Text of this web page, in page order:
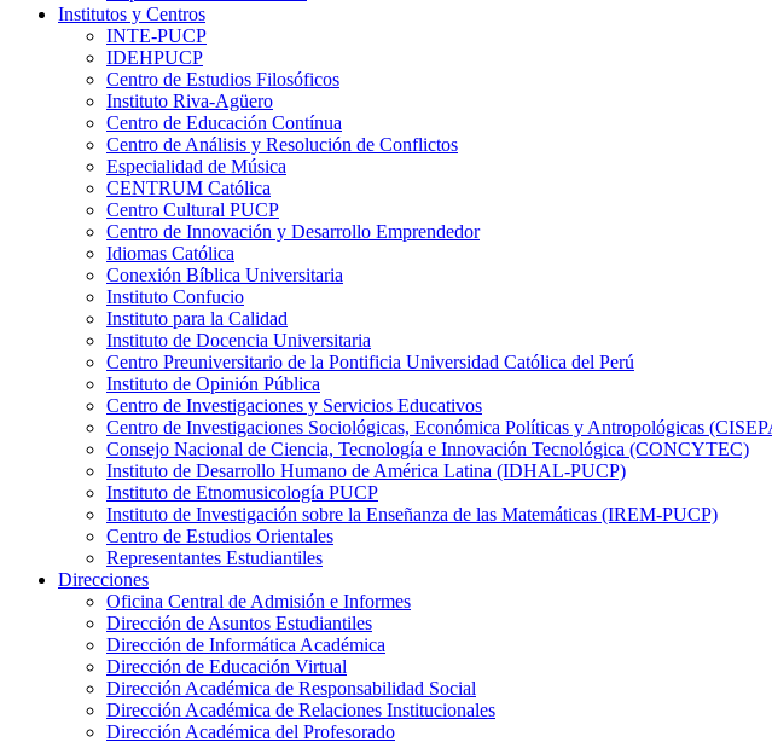
Institutos y Centros
INTE-PUCP
IDEHPUCP
Centro de Estudios Filosóficos
Instituto Riva-Agüero
Centro de Educación Contínua
Centro de Análisis y Resolución de Conflictos
Especialidad de Música
CENTRUM Católica
Centro Cultural PUCP
Centro de Innovación y Desarrollo Emprendedor
Idiomas Católica
Conexión Bíblica Universitaria
Instituto Confucio
Instituto para la Calidad
Instituto de Docencia Universitaria
Centro Preuniversitario de la Pontificia Universidad Católica del Perú
Instituto de Opinión Pública
Centro de Investigaciones y Servicios Educativos
Centro de Investigaciones Sociológicas, Económica Políticas y Antropológicas
Consejo Nacional de Ciencia, Tecnología e Innovación Tecnológica (CONCYTEC)
Instituto de Desarrollo Humano de América Latina (IDHAL-PUCP)
Instituto de Etnomusicología PUCP
Instituto de Investigación sobre la Enseñanza de las Matemáticas (IREM-PUCP)
Centro de Estudios Orientales
Representantes Estudiantiles
Direcciones
Oficina Central de Admisión e Informes
Dirección de Asuntos Estudiantiles
Dirección de Informática Académica
Dirección de Educación Virtual
Dirección Académica de Responsabilidad Social
Dirección Académica de Relaciones Institucionales
Dirección Académica del Profesorado